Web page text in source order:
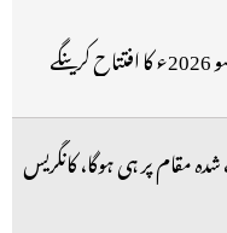
مقام پر ہی ہوگا، کانگریس